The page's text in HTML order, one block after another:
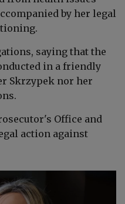
by her legal
saying that the
in a friendly
Skrzypek nor her
Office and
action against